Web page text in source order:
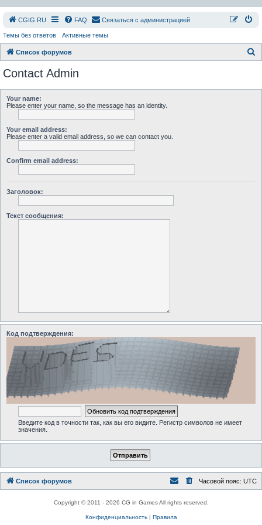
СGIG.RU FAQ Связаться с администрацией
Темы без ответов Активные темы
Список форумов
Contact Admin
Your name:
Please enter your name, so the message has an identity.
Your email address:
Please enter a valid email address, so we can contact you.
Confirm email address:
Заголовок:
Текст сообщения:
Код подтверждения:
Введите код в точности так, как вы его видите. Регистр символов не имеет
значения.
Список форумов Часовой пояс: UTC
Copyright © 2011 - 2026 CG in Games All rights reserved.
Конфиденциальность| Правила